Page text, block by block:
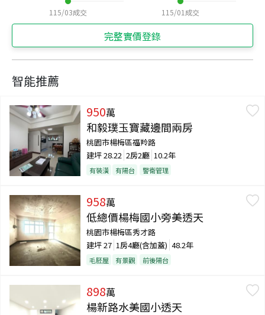
115/03成交 115/01 成交
完整實價登錄
智能推薦
950萬
和毅璞玉寶藏邊間兩房
桃園市楊梅區福羚路
建坪28.22 2房2廳 10.2年
有裝潢 有陽台 警衛管理
958萬
低總價楊梅國小旁美透天
桃園市楊梅區秀才路
建坪27 1房4廳(含加蓋) 48.2年
毛胚屋 有景觀 前後陽台
898萬
楊新路水美國小透天